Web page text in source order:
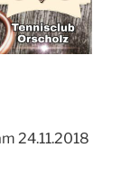
24.11.2018